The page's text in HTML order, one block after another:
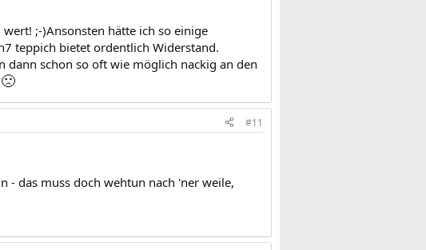
;-)Ansonsten hätte ich so einige
teppich bietet ordentlich Widerstand.
dann schon so oft wie möglich nackig an den
🙁
#11
- das muss doch wehtun nach 'ner weile,